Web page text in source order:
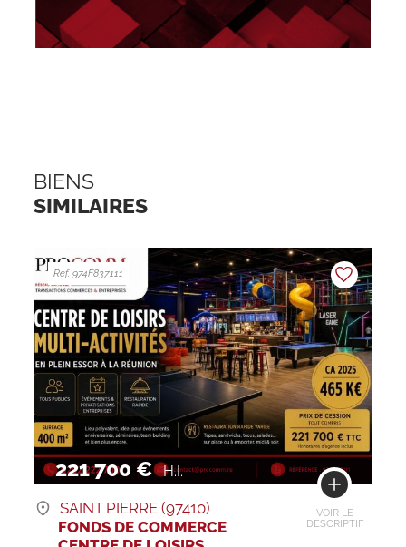
BIENS
SIMILAIRES
221 700 € H.I.
VOIR LE
DESCRIPTIF
Ref. 974F837111
SAINT PIERRE (97410)
FONDS DE COMMERCE